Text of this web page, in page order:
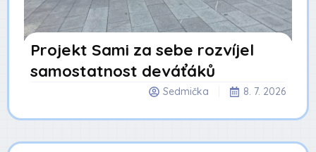
Projekt Sami za sebe rozvíjel
samostatnost deváťáků
Sedmička 8. 7. 2026